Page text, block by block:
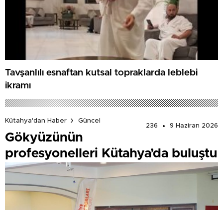
Tavşanlılı esnaftan kutsal topraklarda leblebi
ikramı
Kütahya'dan Haber
Güncel
236
9 Haziran 2026
Gökyüzünün
profesyonelleri Kütahya’da buluştu